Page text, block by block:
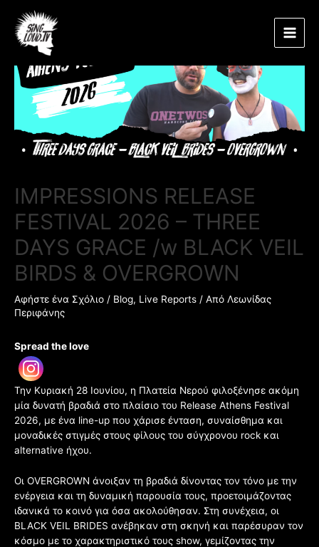
περιεχόμενο
IMPRESSIONS RELEASE
FESTIVAL 2026 – THREE
DAYS GRACE /w BLACK VEIL
BIRDS & OVERGROWN
Αφήστε ένα Σχόλιο / Blog, Live Reports / Από Λεωνίδας
Περιφάνης
Spread the love
Την Κυριακή 28 Ιουνίου, η Πλατεία Νερού φιλοξένησε ακόμη
μία δυνατή βραδιά στο πλαίσιο του Release Athens Festival
2026, με ένα line-up που χάρισε ένταση, συναίσθημα και
μοναδικές στιγμές στους φίλους του σύγχρονου rock και
alternative ήχου.
Οι OVERGROWN άνοιξαν τη βραδιά δίνοντας τον τόνο με την
ενέργεια και τη δυναμική παρουσία τους, προετοιμάζοντας
ιδανικά το κοινό για όσα ακολούθησαν. Στη συνέχεια, οι
BLACK VEIL BRIDES ανέβηκαν στη σκηνή και παρέσυραν τον
κόσμο με το χαρακτηριστικό τους show, γεμίζοντας την
άρθρων